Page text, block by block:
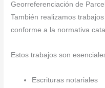
Georreferenciación de
También realizamos
conforme a la normativa
Estos trabajos son
Escrituras notariales